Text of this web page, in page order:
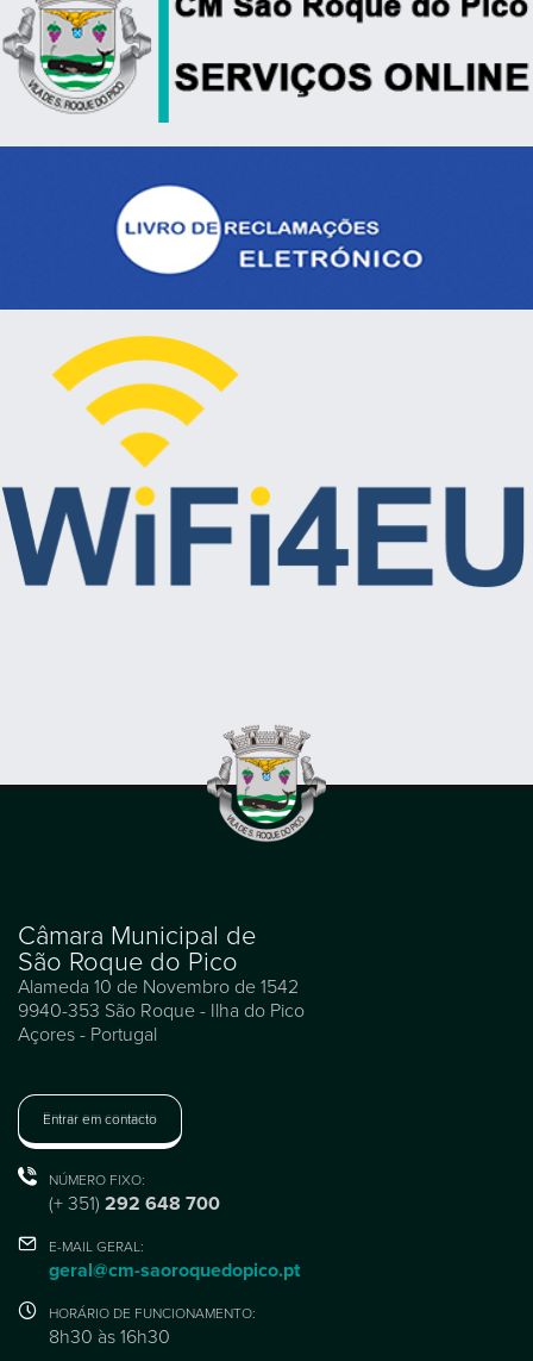
Câmara Municipal de
São Roque do Pico
Alameda 10 de Novembro de 1542
9940-353 São Roque - Ilha do Pico
Açores - Portugal
Entrar em contacto
NÚMERO FIXO:
(+ 351) 292 648 700
E-MAIL GERAL:
geral@cm-saoroquedopico.pt
HORÁRIO DE FUNCIONAMENTO:
8h30 às 16h30